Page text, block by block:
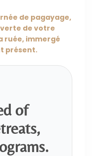
de pagayage,
de votre
ruée, immergé
présent.
of